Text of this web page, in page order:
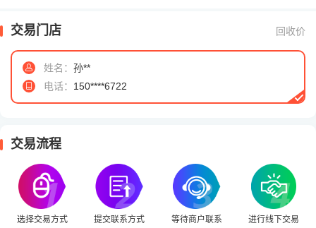
交易门店 回收价
姓名： 孙**
电话： 150****6722
交易流程
选择交易方式 提交联系方式 等待商户联系 进行线下交易